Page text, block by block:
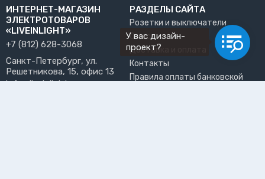
ИНТЕРНЕТ-МАГАЗИН
ЭЛЕКТРОТОВАРОВ
«LIVEINLIGHT»
+7 (812) 628-3068
Санкт-Петербург, ул.
Решетникова, 15, офис 13
info@liveinlight.ru
РАЗДЕЛЫ САЙТА
Розетки и выключатели
О нас
Доставка и оплата
Контакты
Правила оплаты банковской
У вас дизайн-
проект?